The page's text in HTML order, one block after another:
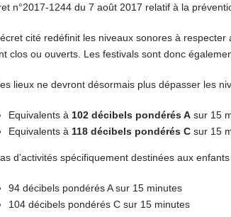
n°2017-1244 du 7 août 2017 relatif à la
cité redéfinit les niveaux sonores à
clos ou ouverts. Les festivals sont donc
lieux ne devront désormais plus dépasser les
Equivalents à 102 décibels pondérés A sur 15
Equivalents à 118 décibels pondérés C sur 15
d’activités spécifiquement destinées aux
94 décibels pondérés A sur 15 minutes
104 décibels pondérés C sur 15 minutes